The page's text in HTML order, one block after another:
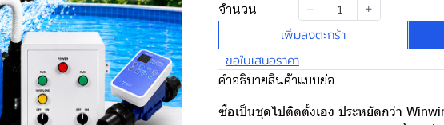
จำนวน
เพิ่มลงตะกร้า
ขอใบเสนอราคา
คำอธิบายสินค้าแบบย่อ
ซื้อเป็นชุดไปติดตั้งเอง ประหยัดกว่า